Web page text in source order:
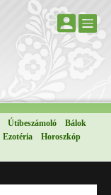
Útibeszámoló
Bálok
Ezotéria
Horoszkóp